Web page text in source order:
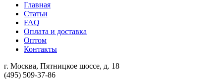
Главная
Статьи
FAQ
Оплата и доставка
Оптом
Контакты
г. Москва, Пятницкое шоссе, д. 18
(495) 509-37-86